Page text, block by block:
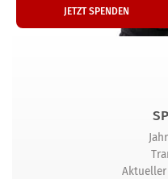
JETZT SPENDEN
Aktueller